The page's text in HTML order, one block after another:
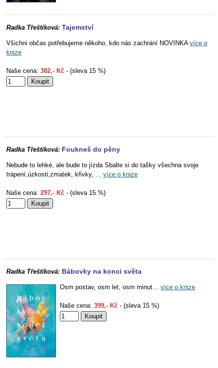
Radka Třeštíková: Tajemství
Všichni občas potřebujeme někoho, kdo nás zachrání NOVINKA více o
knize
Naše cena: 382,- Kč - (sleva 15 %)
Radka Třeštíková: Foukneš do pěny
Nebude to lehké, ale bude to jízda Sbalte si do tašky všechna svoje
trápení,úzkosti,zmatek, křivky, ... více o knize
Naše cena: 297,- Kč - (sleva 15 %)
Radka Třeštíková: Bábovky na konci světa
Osm postav, osm let, osm minut… více o knize
Naše cena: 399,- Kč - (sleva 15 %)